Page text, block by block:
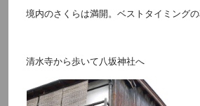
境内のさくらは満開。ベストタイミングの
清水寺から歩いて八坂神社へ